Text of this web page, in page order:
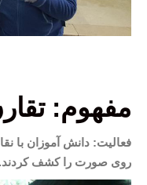
مفهوم:
فعالیت: دانش آموزان با
روی صورت را کشف کردند.